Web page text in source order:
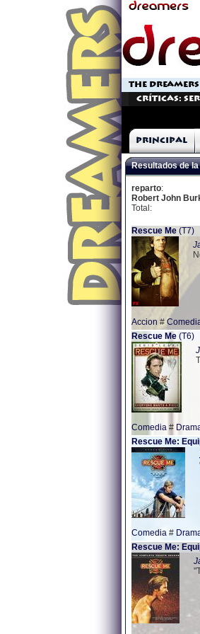
THE DREAMERS
Críticas:
Principal
Resultados de
reparto:
Robert John
Total:
Rescue Me (T7)
Accion #
Rescue Me (T6)
Comedia #
Rescue Me:
Comedia #
Rescue Me: